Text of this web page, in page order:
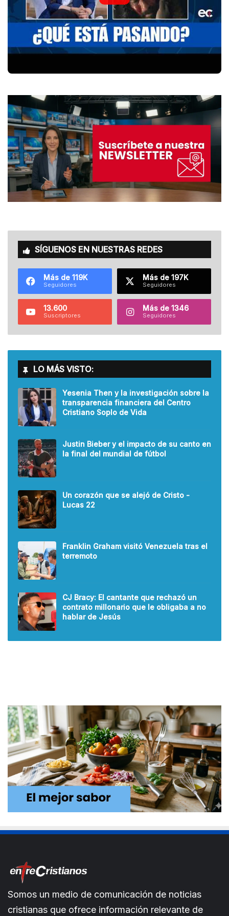
SÍGUENOS EN NUESTRAS REDES
Más de 119K
Seguidores
Más de 197K
Seguidores
13.600
Suscriptores
Más de 1346
Seguidores
LO MÁS VISTO:
Yesenia Then y la investigación sobre la
transparencia financiera del Centro
Cristiano Soplo de Vida
Justin Bieber y el impacto de su canto en
la final del mundial de fútbol
Un corazón que se alejó de Cristo -
Lucas 22
Franklin Graham visitó Venezuela tras el
terremoto
CJ Bracy: El cantante que rechazó un
contrato millonario que le obligaba a no
hablar de Jesús
Somos un medio de comunicación de noticias
cristianas que ofrece información relevante de